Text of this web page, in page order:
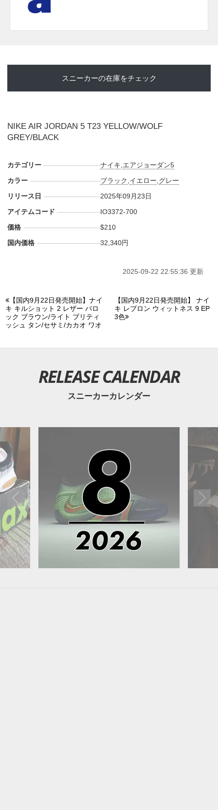
スニーカーの在庫をチェック
NIKE AIR JORDAN 5 T23 YELLOW/WOLF
GREY/BLACK
カテゴリー ナイキ エアジョーダン5
カラー
ブラック イエロー グレー
リリース日
2025年09月23日
アイテムコード
IO3372-700
価格
$210
国内価格
32,340円
2025-09-22 22:55:36 更新
【国内9月22日発売開始】ナイ
キ キルショット 2 レザー バロ
ック ブラウン/ライト ブリティ
ッシュ タン/セサミ/カカオ ワオ
【国内9月22日発売開始】 ナイ
キ レブロン ウィットネス 9 EP
3色
RELEASE CALENDAR
スニーカーカレンダー